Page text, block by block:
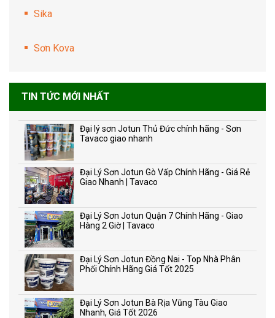
Sika
Sơn Kova
TIN TỨC MỚI NHẤT
Đại lý sơn Jotun Thủ Đức chính hãng - Sơn
Tavaco giao nhanh
Đại Lý Sơn Jotun Gò Vấp Chính Hãng - Giá Rẻ
Giao Nhanh | Tavaco
Đại Lý Sơn Jotun Quận 7 Chính Hãng - Giao
Hàng 2 Giờ | Tavaco
Đại Lý Sơn Jotun Đồng Nai - Top Nhà Phân
Phối Chính Hãng Giá Tốt 2025
Đại Lý Sơn Jotun Bà Rịa Vũng Tàu Giao
Nhanh, Giá Tốt 2026